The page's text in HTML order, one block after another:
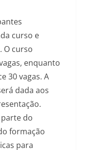
curso e
O curso
enquanto
30 vagas. A
dada aos
do
formação
para